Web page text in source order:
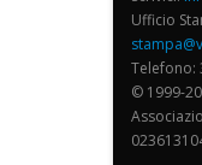
Ufficio
Telefono:
© 1999-